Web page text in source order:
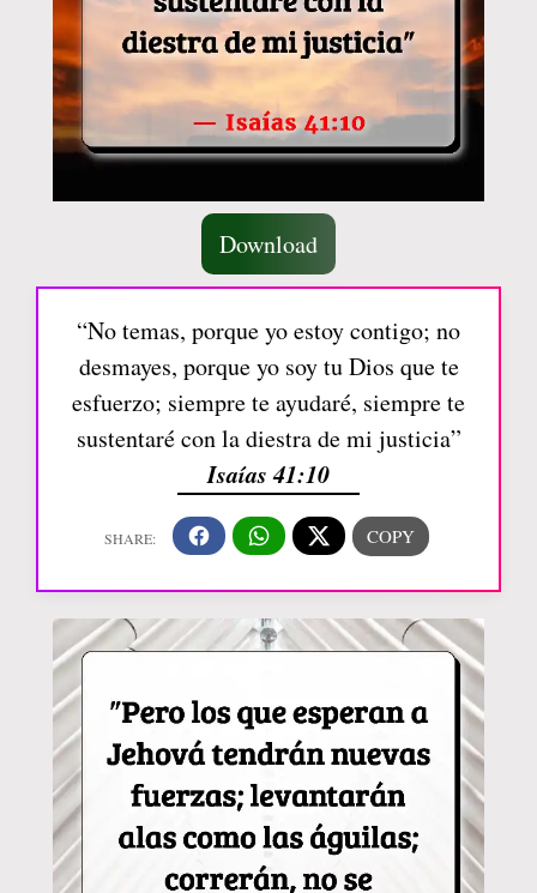
Download
“No temas, porque yo estoy contigo; no
desmayes, porque yo soy tu Dios que te
esfuerzo; siempre te ayudaré, siempre te
sustentaré con la diestra de mi justicia”
Isaías 41:10